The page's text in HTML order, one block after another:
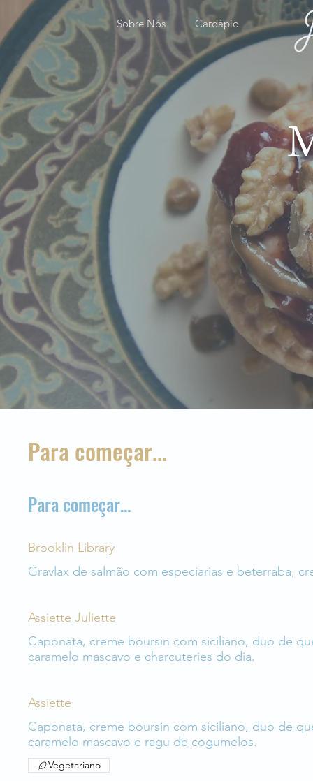
Sobre Nós Cardápio
Para começar...
Para começar...
Brooklin Library
Gravlax de salmão com especiarias e beterraba,
Assiette Juliette
Caponata, creme boursin com siciliano, duo de
caramelo mascavo e charcuteries do dia.
Assiette
Caponata, creme boursin com siciliano, duo de
caramelo mascavo e ragu de cogumelos.
Vegetariano